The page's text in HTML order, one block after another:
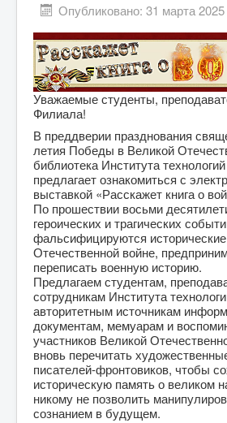
Опубликовано: 31 марта 2025
Уважаемые студенты,
Филиала!
В преддверии празднования
летия Победы в Великой
библиотека Института
предлагает ознакомиться с
выставкой «Расскажет книга о
По прошествии восьми
героических и трагических
фальсифицируются
Отечественной войне,
переписать военную историю.
Предлагаем студентам,
сотрудникам Института
авторитетным источникам
документам, мемуарам и
участников Великой
вновь перечитать
писателей-фронтовиков, чтобы
историческую память о великом
никому не позволить
сознанием в будущем.